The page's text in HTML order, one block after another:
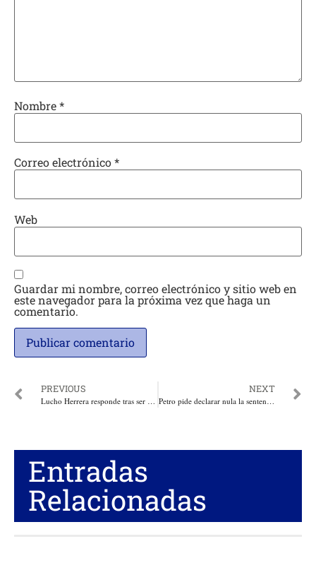
Nombre*
Correo electrónico*
Web
Guardar mi nombre, correo electrónico y sitio web en
este navegador para la próxima vez que haga un
comentario.
PREVIOUS
Lucho Herrera responde tras ser vinculado a investigación judicial: “Jamás he pertenecido a organizaciones criminales”
NEXT
Petro pide declarar nula la sentencia del Consejo de Estado, porque según la defensa no fue notificado debidamente
Entradas
Relacionadas